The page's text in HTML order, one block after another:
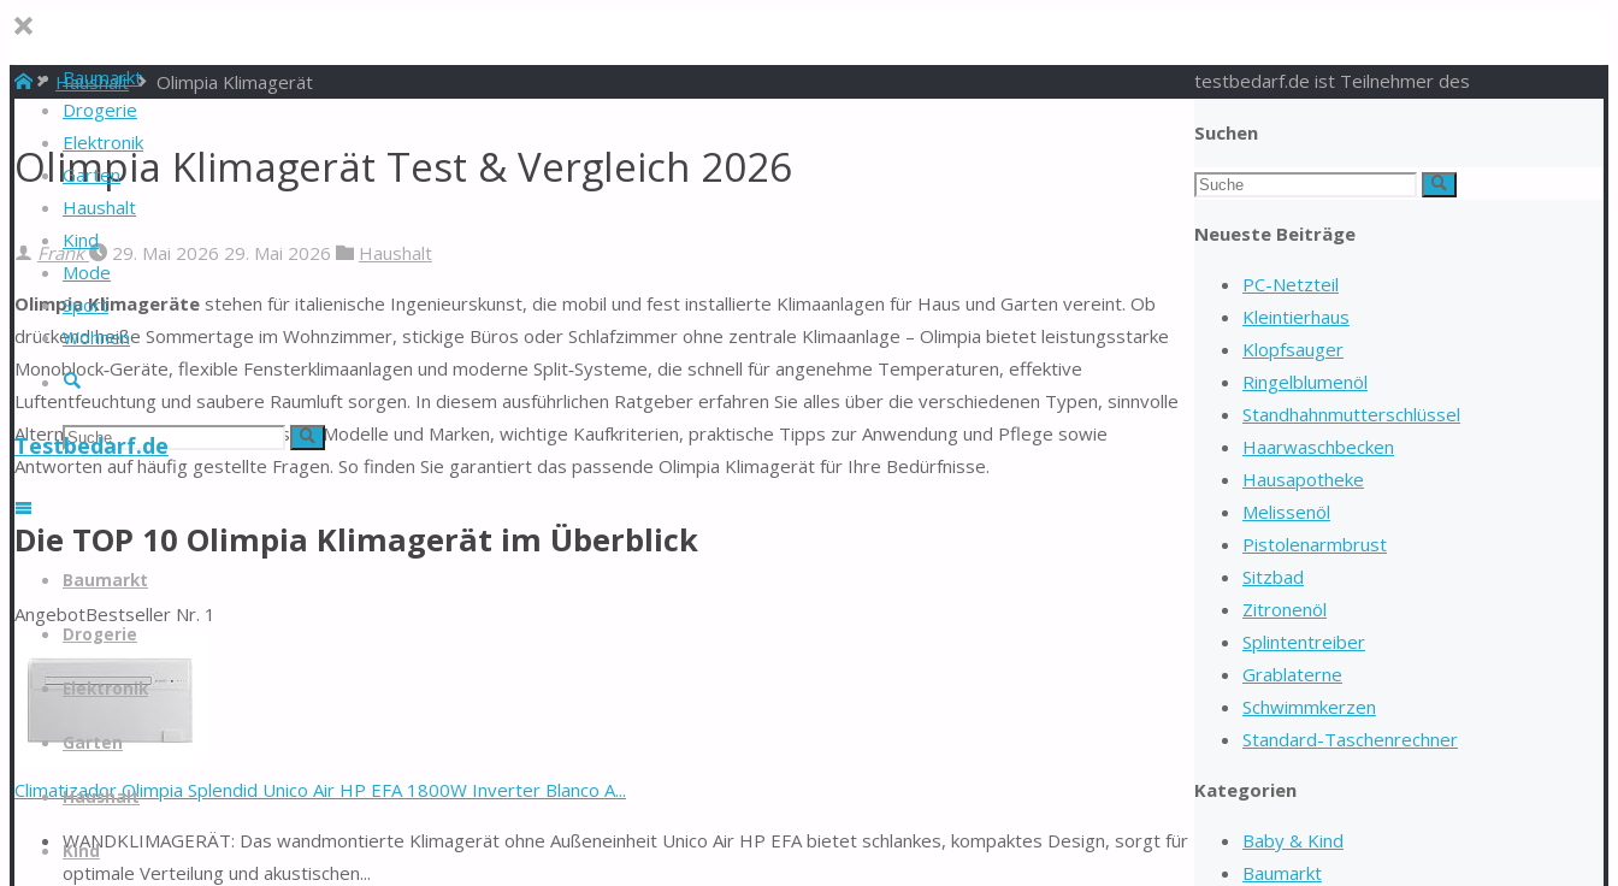
Baumarkt
Drogerie
Elektronik
Garten
Haushalt
Kind
Mode
Sport
Wohnen
Suche
Suchen Suche
Testbedarf.de
springen
Baumarkt
Drogerie
Elektronik
Garten
Haushalt
Kind
StartHaushalt Olimpia Klimagerät
Olimpia Klimagerät Test & Vergleich 2026
Frank 29. Mai 2026 29. Mai 2026 Haushalt
Olimpia Klimageräte stehen für italienische Ingenieurskunst, die mobil und fest installierte Klimaanlagen für Haus und Garten vereint. Ob
drückend heiße Sommertage im Wohnzimmer, stickige Büros oder Schlafzimmer ohne zentrale Klimaanlage – Olimpia bietet leistungsstarke
Monoblock‑Geräte, flexible Fensterklimaanlagen und moderne Split‑Systeme, die schnell für angenehme Temperaturen, effektive
Luftentfeuchtung und saubere Raumluft sorgen. In diesem ausführlichen Ratgeber erfahren Sie alles über die verschiedenen Typen, sinnvolle
Alternativen, die aktuell beliebtesten Modelle und Marken, wichtige Kaufkriterien, praktische Tipps zur Anwendung und Pflege sowie
Antworten auf häufig gestellte Fragen. So finden Sie garantiert das passende Olimpia Klimagerät für Ihre Bedürfnisse.
Die TOP 10 Olimpia Klimagerät im Überblick
AngebotBestseller Nr. 1
Climatizador Olimpia Splendid Unico Air HP EFA 1800W Inverter Blanco A...
WANDKLIMAGERÄT: Das wandmontierte Klimagerät ohne Außeneinheit Unico Air HP EFA bietet schlankes, kompaktes Design, sorgt für
optimale Verteilung und akustischen...
Suchen
Suchen
Suche
Neueste Beiträge
PC-Netzteil
Kleintierhaus
Klopfsauger
Ringelblumenöl
Standhahnmutterschlüssel
Haarwaschbecken
Hausapotheke
Melissenöl
Pistolenarmbrust
Sitzbad
Zitronenöl
Splintentreiber
Grablaterne
Schwimmkerzen
Standard-Taschenrechner
Kategorien
Baby & Kind
Baumarkt
testbedarf.de ist Teilnehmer des